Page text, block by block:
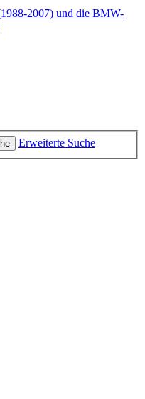
2007) und die BMW-
Erweiterte Suche